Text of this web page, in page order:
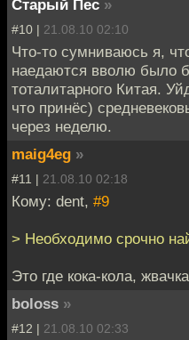
Старый Пес »
#10 | 21.08.10 02:10
Что-то сумниваюсь я,
наедаются вволю было
тоталитарного Китая.
что принёс)
через неделю.
maig4eg »
#11 | 21.08.10 02:18
Кому: dent, #9
> Необходимо срочно
Это где кока-кола,
boloss »
#12 | 21.08.10 02:33